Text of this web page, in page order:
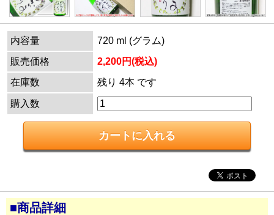
内容量
720 ml (グラム)
販売価格
2,200円(税込)
在庫数
残り 4本 です
購入数
■商品詳細